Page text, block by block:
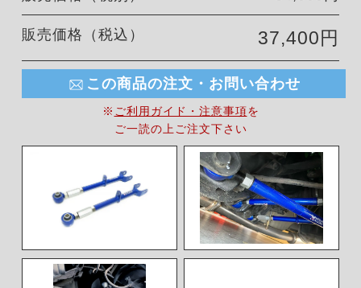
販売価格（税込） 37,400円
この商品の注文・お問い合わせ
※ ご利用ガイド・注意事項を
ご一読の上ご注文下さい